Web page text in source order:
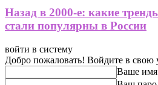
Назад в 2000-е: какие
стали популярны в России
войти в систему
Добро пожаловать! Войдите в свою
Ваше имя